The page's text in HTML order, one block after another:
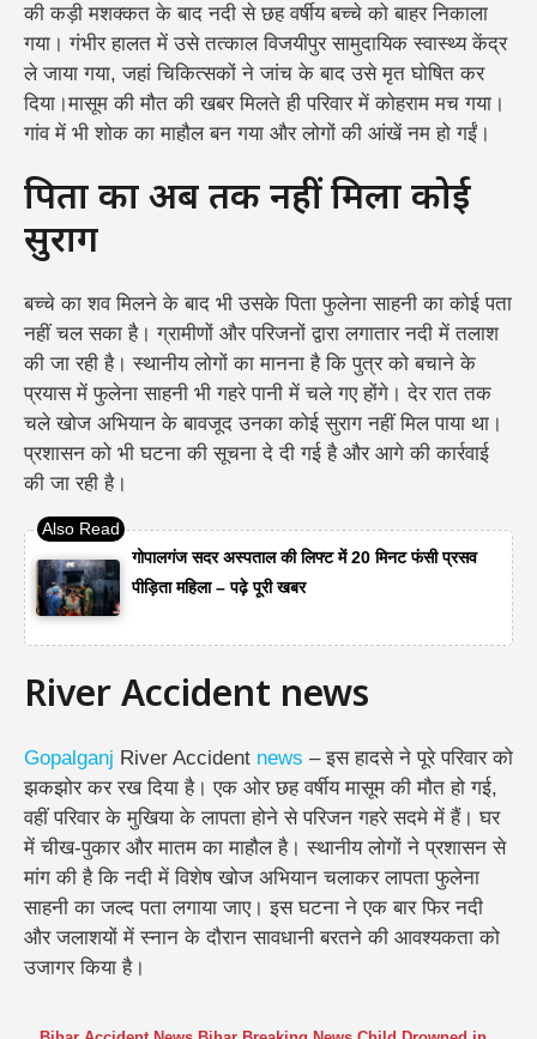
की कड़ी मशक्कत के बाद नदी से छह वर्षीय बच्चे को बाहर निकाला
गया। गंभीर हालत में उसे तत्काल विजयीपुर सामुदायिक स्वास्थ्य केंद्र
ले जाया गया, जहां चिकित्सकों ने जांच के बाद उसे मृत घोषित कर
दिया।मासूम की मौत की खबर मिलते ही परिवार में कोहराम मच गया।
गांव में भी शोक का माहौल बन गया और लोगों की आंखें नम हो गईं।
पिता का अब तक नहीं मिला कोई
सुराग
बच्चे का शव मिलने के बाद भी उसके पिता फुलेना साहनी का कोई पता
नहीं चल सका है। ग्रामीणों और परिजनों द्वारा लगातार नदी में तलाश
की जा रही है। स्थानीय लोगों का मानना है कि पुत्र को बचाने के
प्रयास में फुलेना साहनी भी गहरे पानी में चले गए होंगे।देर रात तक
चले खोज अभियान के बावजूद उनका कोई सुराग नहीं मिल पाया था।
प्रशासन को भी घटना की सूचना दे दी गई है और आगे की कार्रवाई
की जा रही है।
गोपालगंज सदर अस्पताल की लिफ्ट में 20 मिनट फंसी प्रसव
पीड़िता महिला – पढ़े पूरी खबर
River Accident news
Gopalganj River Accident news – इस हादसे ने पूरे परिवार को
झकझोर कर रख दिया है। एक ओर छह वर्षीय मासूम की मौत हो गई,
वहीं परिवार के मुखिया के लापता होने से परिजन गहरे सदमे में हैं। घर
में चीख-पुकार और मातम का माहौल है।स्थानीय लोगों ने प्रशासन से
मांग की है कि नदी में विशेष खोज अभियान चलाकर लापता फुलेना
साहनी का जल्द पता लगाया जाए। इस घटना ने एक बार फिर नदी
और जलाशयों में स्नान के दौरान सावधानी बरतने की आवश्यकता को
उजागर किया है।